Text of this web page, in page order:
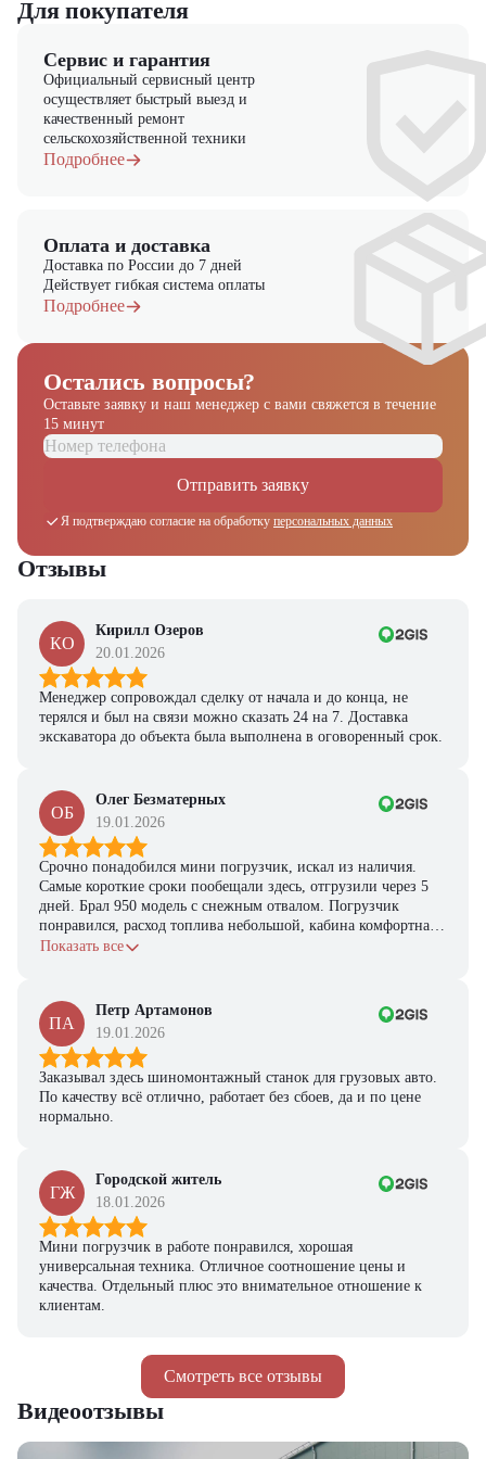
Для покупателя
Сервис и гарантия
Официальный сервисный центр
осуществляет быстрый выезд и
качественный ремонт
сельскохозяйственной техники
Подробнее
Оплата и доставка
Доставка по России до 7 дней
Действует гибкая система оплаты
Подробнее
Остались вопросы?
Оставьте заявку и наш менеджер с вами свяжется в течение
15 минут
Отправить заявку
Я подтверждаю согласие на обработку персональных данных
Смотреть все отзывы
Отзывы
КО
Кирилл Озеров
20.01.2026
Менеджер сопровождал сделку от начала и до конца, не
терялся и был на связи можно сказать 24 на 7. Доставка
экскаватора до объекта была выполнена в оговоренный срок.
ОБ
Олег Безматерных
19.01.2026
Срочно понадобился мини погрузчик, искал из наличия.
Самые короткие сроки пообещали здесь, отгрузили через 5
дней. Брал 950 модель с снежным отвалом. Погрузчик
понравился, расход топлива небольшой, кабина комфортная,
с задачами справляется.
Показать все
ПА
Петр Артамонов
19.01.2026
Заказывал здесь шиномонтажный станок для грузовых авто.
По качеству всё отлично, работает без сбоев, да и по цене
нормально.
ГЖ
Городской житель
18.01.2026
Мини погрузчик в работе понравился, хорошая
универсальная техника. Отличное соотношение цены и
качества. Отдельный плюс это внимательное отношение к
клиентам.
Видеоотзывы
Получите выгодное
предложение на спецтехнику
из наличия!
Получить предложение